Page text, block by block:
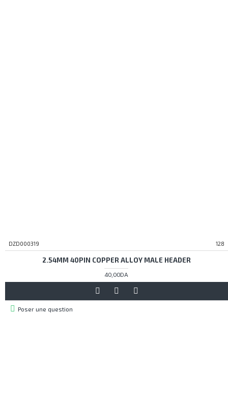
DZD000319 128
2.54MM 40PIN COPPER ALLOY MALE HEADER
40,00DA
Poser une question